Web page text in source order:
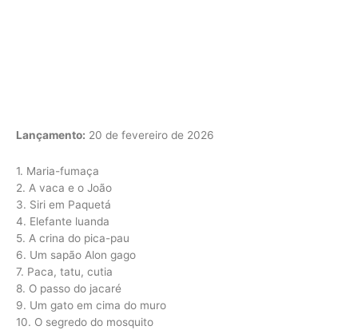
Lançamento: 20 de fevereiro de 2026
1. Maria-fumaça
2. A vaca e o João
3. Siri em Paquetá
4. Elefante luanda
5. A crina do pica-pau
6. Um sapão Alon gago
7. Paca, tatu, cutia
8. O passo do jacaré
9. Um gato em cima do muro
10. O segredo do mosquito